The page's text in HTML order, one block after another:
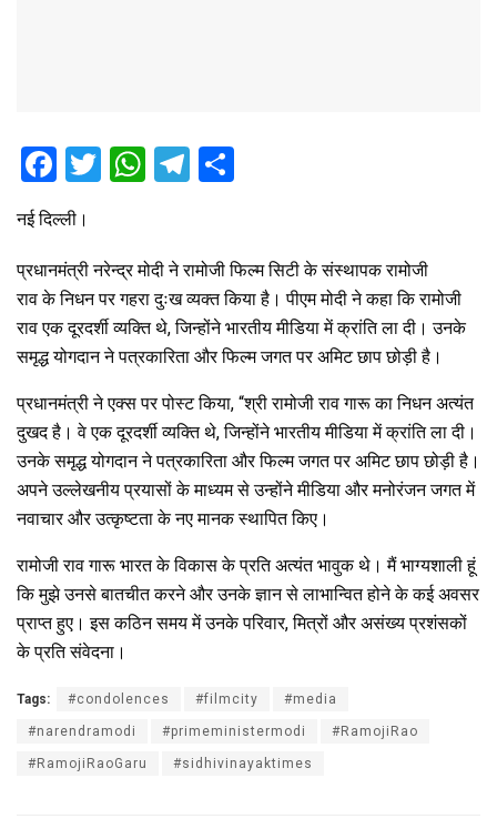
F
a
ce
b
o
o
k
T
er
W
s
A
p
p
T
gr
a
m
e
नई दिल्ली।
प्रधानमंत्री नरेन्द्र मोदी ने रामोजी फिल्म सिटी के संस्थापक रामोजी
राव के निधन पर गहरा दुःख व्यक्त किया है। पीएम मोदी ने कहा कि रामोजी
राव एक दूरदर्शी व्‍यक्ति थे, जिन्होंने भारतीय मीडिया में क्रांति ला दी। उनके
समृद्ध योगदान ने पत्रकारिता और फिल्म जगत पर अमिट छाप छोड़ी है।
प्रधानमंत्री ने एक्स पर पोस्ट किया, “श्री रामोजी राव गारू का निधन अत्यंत
दुखद है। वे एक दूरदर्शी व्यक्ति थे, जिन्होंने भारतीय मीडिया में क्रांति ला दी।
उनके समृद्ध योगदान ने पत्रकारिता और फिल्म जगत पर अमिट छाप छोड़ी है।
अपने उल्लेखनीय प्रयासों के माध्यम से उन्होंने मीडिया और मनोरंजन जगत में
नवाचार और उत्कृष्टता के नए मानक स्थापित किए।
रामोजी राव गारू भारत के विकास के प्रति अत्यंत भावुक थे। मैं भाग्यशाली हूं
कि मुझे उनसे बातचीत करने और उनके ज्ञान से लाभान्‍वित होने के कई अवसर
प्राप्‍त हुए। इस कठिन समय में उनके परिवार, मित्रों और असंख्य प्रशंसकों
के प्रति संवेदना।
Tags: #condolences #filmcity #media
#narendramodi #primeministermodi #RamojiRao
#RamojiRaoGaru #sidhivinayaktimes